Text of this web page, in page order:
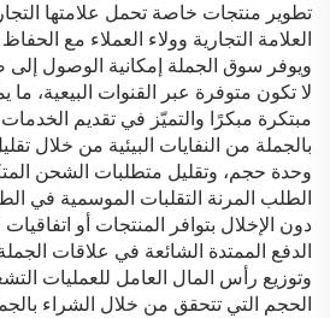
تطوير منتجات خاصة تحمل علامتها
العلامة التجارية وولاء العملاء مع
ويوفر سوق الجملة إمكانية الوصول
لا تكون متوفرة عبر القنوات البيعية،
مبتكرة مبكرًا والتميّز في تقديم
بالجملة من النفايات البيئية من خلال
وحدة حجم، وتقليل متطلبات الشحن
الطلب المرنة التقلبات الموسمية في
دون الإخلال بتوافر المنتجات أو
الدفع الممتدة الشائعة في علاقات
وتوزيع رأس المال العامل للعمليات
الحجم التي تتحقق من خلال الشراء